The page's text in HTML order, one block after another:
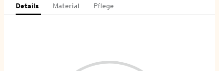
Details Material Pflege